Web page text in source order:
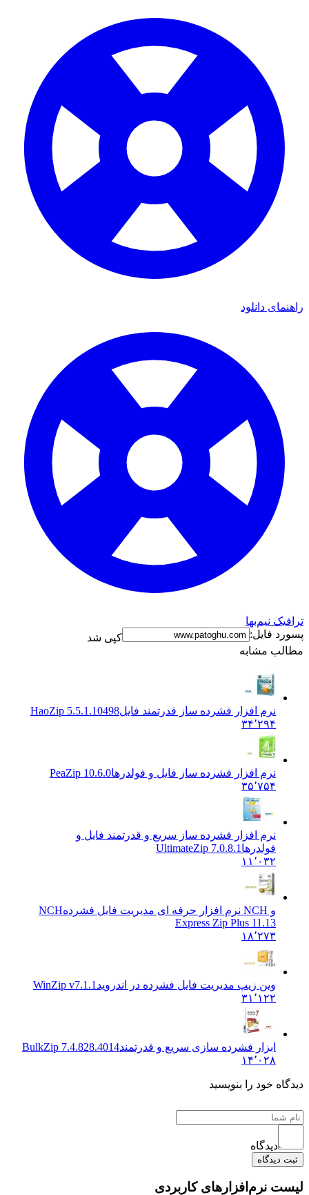
دانلود
نیم‌بها
فایل:
کپی شد
مشابه
نرم افزار فشرده ساز قدرتمند فایلHaoZip 5.5.1.10498
۳۴٬۲۹۴
نرم افزار فشرده ساز فایل و فولدرهاPeaZip 10.6.0
۳۵٬۷۵۴
نرم افزار فشرده ساز سریع و قدرتمند فایل و
فولدرهاUltimateZip 7.0.8.1
۱۱٬۰۳۲
NCH
Express Zip Plus 11.13
۱۸٬۲۷۳
وین زیپ مدیریت فایل فشرده در اندرویدWinZip v7.1.1
۳۱٬۱۲۲
ابزار فشرده سازی سریع و قدرتمندBulkZip 7.4.828.4014
۱۴٬۰۲۸
خود را بنویسید
دیدگاه
نرم‌افزارهای کاربردی